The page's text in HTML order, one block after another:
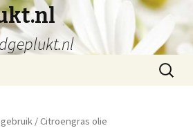
Zoeken
naar:
/ Citroengras olie